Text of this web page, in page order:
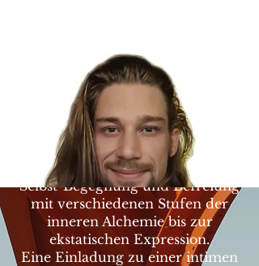
truth"
Ein zeremonieller Raum der
Selbst-Begegnung und Befreiung
mit verschiedenen Stufen der
inneren Alchemie bis zur
ekstatischen Expression.
Eine Einladung zu einer intimen